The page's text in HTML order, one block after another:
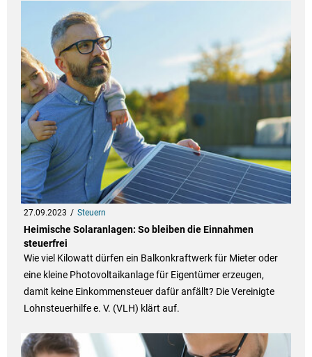
27.09.2023 Steuern
Heimische Solaranlagen: So bleiben die Einnahmen
steuerfrei
Wie viel Kilowatt dürfen ein Balkonkraftwerk für Mieter oder
eine kleine Photovoltaikanlage für Eigentümer erzeugen,
damit keine Einkommensteuer dafür anfällt? Die Vereinigte
Lohnsteuerhilfe e. V. (VLH) klärt auf.